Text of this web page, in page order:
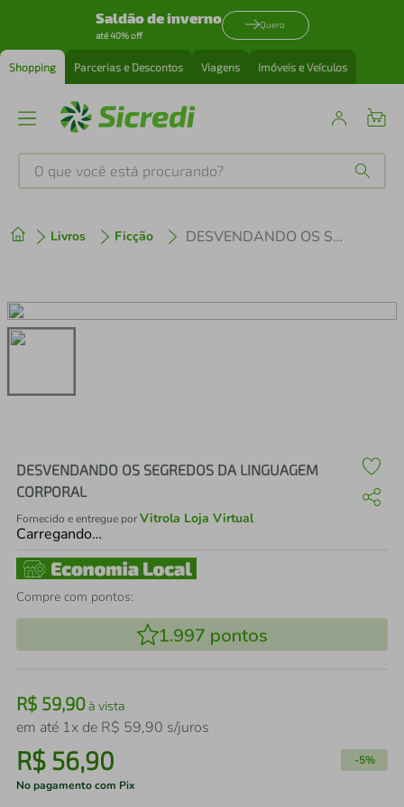
Saldão de inverno
até 40% off
Quero
Shopping Parcerias e Descontos Viagens Imóveis e Veículos
O que você está procurando?
Livros Ficção DESVENDANDO OS SEGREDOS DA LINGUAGEM CORPORAL
DESVENDANDO OS SEGREDOS DA LINGUAGEM
CORPORAL
Fornecido e entregue porVitrola Loja Virtual
Carregando…
Compre com pontos:
1.997 pontos
R$ 59,90à vista
em até 1x de R$ 59,90 s/juros
R$ 56,90 -5%
No pagamento com Pix
2º cafeteira